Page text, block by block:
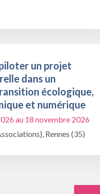
un projet
dans un
écologique,
et numérique
au 18 novembre 2026
Rennes (35)